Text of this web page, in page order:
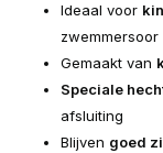
Ideaal voor
zwemmersoor
Gemaakt van
Speciale
afsluiting
Blijven goed